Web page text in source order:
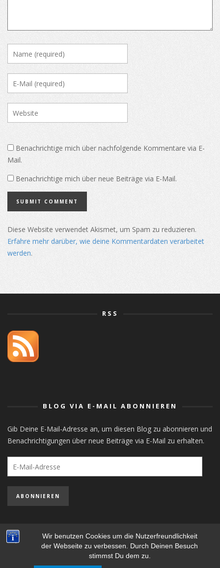
Wir benutzen Cookies um die Nutzerfreundlichkeit
der Webseite zu verbessen. Durch Deinen Besuch
stimmst Du dem zu.
Benachrichtige mich über nachfolgende Kommentare via E-
Mail.
Benachrichtige mich über neue Beiträge via E-Mail.
Diese Website verwendet Akismet, um Spam zu reduzieren.
Erfahre mehr darüber, wie deine Kommentardaten verarbeitet
werden.
RSS
BLOG VIA E-MAIL ABONNIEREN
Gib Deine E-Mail-Adresse an, um diesen Blog zu abonnieren und
Benachrichtigungen über neue Beiträge via E-Mail zu erhalten.
Mail-
Adresse
ABONNIEREN
STEFAN MAYER-POPP - COPYRIGHT ©, ALL RIGHTS RESERVED.